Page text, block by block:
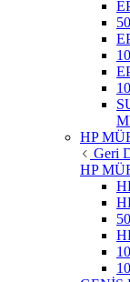
HP
Geri
HP